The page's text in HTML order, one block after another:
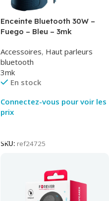
Enceinte Bluetooth 30W –
Fuego – Bleu – 3mk
Accessoires, Haut parleurs
bluetooth
3mk
En stock
Connectez-vous pour voir les
prix
SKU: ref24725